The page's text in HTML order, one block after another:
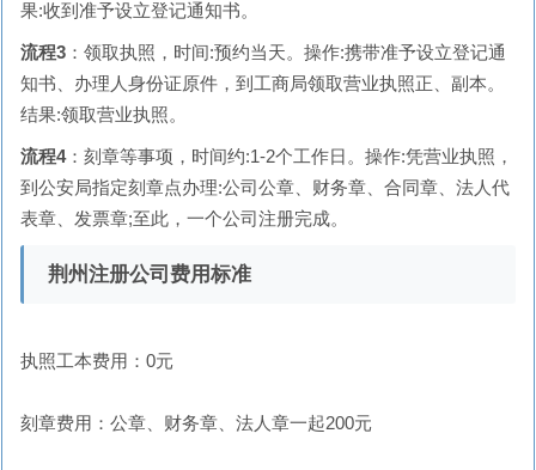
果:收到准予设立登记通知书。
流程3 ：领取执照，时间:预约当天。操作:携带准予设立登记通
知书、办理人身份证原件，到工商局领取营业执照正、副本。
结果:领取营业执照。
流程4：刻章等事项，时间约:1-2个工作日。操作:凭营业执照，
到公安局指定刻章点办理:公司公章、财务章、合同章、法人代
表章、发票章;至此，一个公司注册完成。
荆州注册公司费用标准
执照工本费用：0元
刻章费用：公章、财务章、法人章一起200元